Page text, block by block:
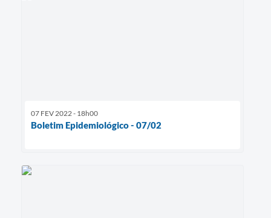
07 FEV 2022 - 18h00
Boletim Epidemiológico - 07/02